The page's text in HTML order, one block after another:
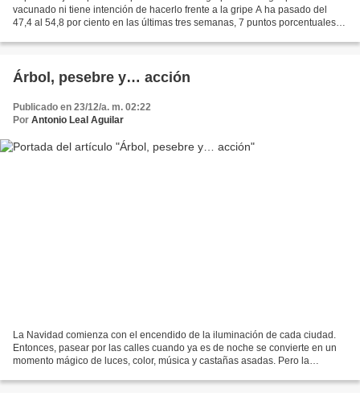
vacunado ni tiene intención de hacerlo frente a la gripe A ha pasado del
47,4 al 54,8 por ciento en las últimas tres semanas, 7 puntos porcentuales
Árbol, pesebre y… acción
Publicado en 23/12/a. m. 02:22
Por Antonio Leal Aguilar
La Navidad comienza con el encendido de la iluminación de cada ciudad.
Entonces, pasear por las calles cuando ya es de noche se convierte en un
momento mágico de luces, color, música y castañas asadas. Pero la